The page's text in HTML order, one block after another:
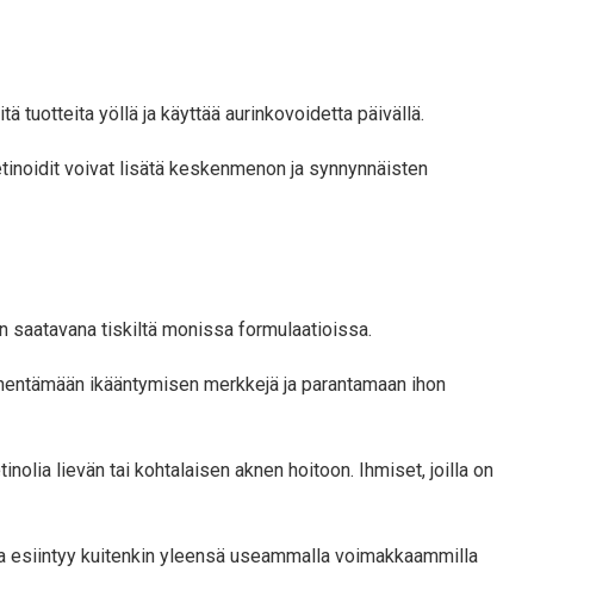
tuotteita yöllä ja käyttää aurinkovoidetta päivällä.
voivat lisätä keskenmenon ja synnynnäisten
saatavana tiskiltä monissa formulaatioissa.
ikääntymisen merkkejä ja parantamaan ihon
lievän tai kohtalaisen aknen hoitoon. Ihmiset, joilla on
esiintyy kuitenkin yleensä useammalla voimakkaammilla